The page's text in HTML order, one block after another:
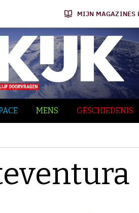
MIJN MAGAZINES
MENS GESCHIEDENIS